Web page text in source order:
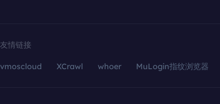
友情链接
vmoscloud XCrawl whoer MuLogin指纹浏览器